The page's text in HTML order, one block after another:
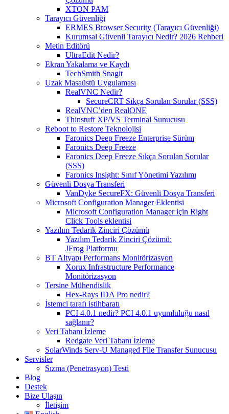
XTON PAM
Tarayıcı Güvenliği
ERMES Browser Security (Tarayıcı Güvenliği)
Kurumsal Güvenli Tarayıcı Nedir? 2026 Rehberi
Metin Editörü
UltraEdit Nedir?
Ekran Yakalama ve Kaydı
TechSmith Snagit
Uzak Masaüstü Uygulaması
RealVNC Nedir?
SecureCRT Sıkça Sorulan Sorular (SSS)
RealVNC’den RealONE
Thinstuff XP/VS Terminal Sunucusu
Reboot to Restore Teknolojisi
Faronics Deep Freeze Enterprise Sürüm
Faronics Deep Freeze
Faronics Deep Freeze Sıkça Sorulan Sorular
(SSS)
Faronics Insight: Sınıf Yönetimi Yazılımı
Güvenli Dosya Transferi
VanDyke SecureFX: Güvenli Dosya Transferi
Microsoft Configuration Manager Eklentisi
Microsoft Configuration Manager için Right
Click Tools eklentisi
Yazılım Tedarik Zinciri Çözümü
Yazılım Tedarik Zinciri Çözümü:
JFrog Platformu
BT Altyapı Performans Monitörizasyon
Xorux Infrastructure Performance
Monitörizasyon
Tersine Mühendislik
Hex-Rays IDA Pro nedir?
İstemci tarafı istihbaratı
PCI 4.0.1 nedir? PCI 4.0.1 uyumluluğu nasıl
sağlanır?
Veri Tabanı İzleme
Redgate Veri Tabanı İzleme
SolarWinds Serv-U Managed File Transfer Sunucusu
Servisler
Sızma (Penetrasyon) Testi
Blog
Destek
Bize Ulaşın
İletişim